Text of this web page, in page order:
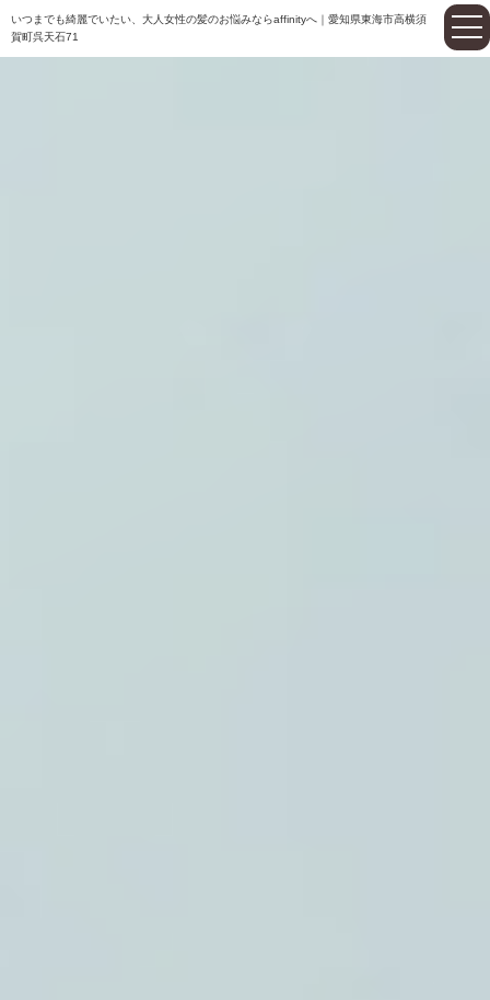
いつまでも綺麗でいたい、大人女性の髪のお悩みならaffinityへ｜愛知県東海市高横須
賀町呉天石71